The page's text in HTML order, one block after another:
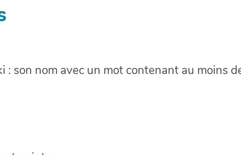
son nom avec un mot contenant au moins